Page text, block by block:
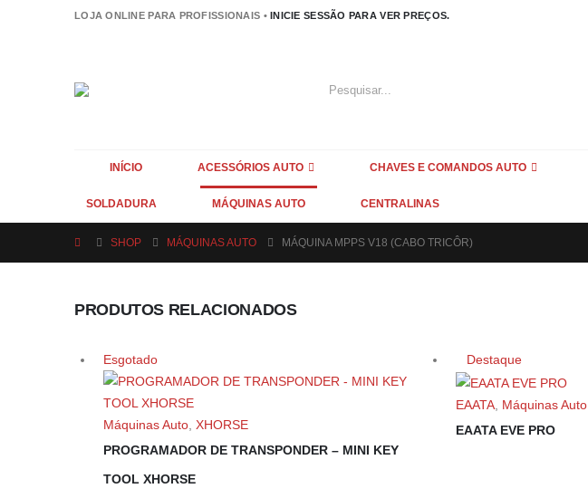
LOJA ONLINE PARA PROFISSIONAIS •INICIE SESSÃO PARA VER PREÇOS.
INÍCIO ACESSÓRIOS AUTO CHAVES E COMANDOS AUTO
SOLDADURA MÁQUINAS AUTO CENTRALINAS
SHOP MÁQUINAS AUTO MÁQUINA MPPS V18 (CABO TRICÔR)
PRODUTOS RELACIONADOS
Esgotado
Máquinas Auto, XHORSE
PROGRAMADOR DE TRANSPONDER – MINI KEY
TOOL XHORSE
Destaque
EAATA Máquinas Auto
EAATA EVE PRO